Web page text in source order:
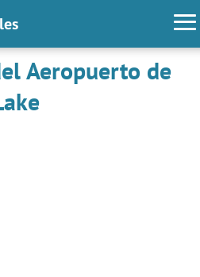
Aeropuerto de